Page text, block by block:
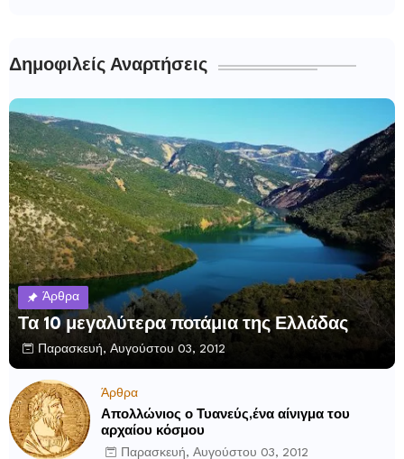
Δημοφιλείς Αναρτήσεις
Άρθρα
Τα 10 μεγαλύτερα ποτάμια της Ελλάδας
Παρασκευή, Αυγούστου 03, 2012
Άρθρα
Απολλώνιος ο Τυανεύς,ένα αίνιγμα του
αρχαίου κόσμου
Παρασκευή, Αυγούστου 03, 2012